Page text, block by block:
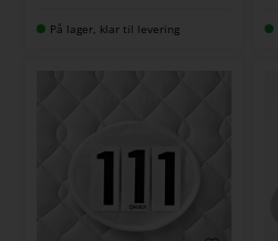
På lager, klar til levering